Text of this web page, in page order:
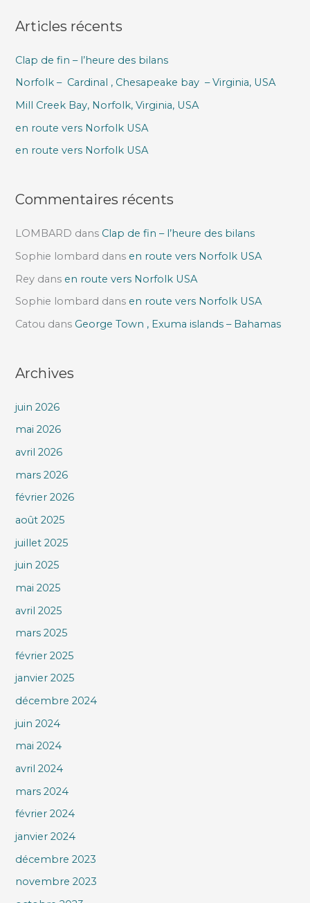
h
r
c
h
e
Articles récents
Clap de fin – l’heure des bilans
Norfolk – Cardinal , Chesapeake bay – Virginia, USA
Mill Creek Bay, Norfolk, Virginia, USA
en route vers Norfolk USA
en route vers Norfolk USA
Commentaires récents
LOMBARD dans Clap de fin – l’heure des bilans
Sophie lombard dans en route vers Norfolk USA
Rey dans en route vers Norfolk USA
Sophie lombard dans en route vers Norfolk USA
Catou dans George Town , Exuma islands – Bahamas
Archives
juin 2026
mai 2026
avril 2026
mars 2026
février 2026
août 2025
juillet 2025
juin 2025
mai 2025
avril 2025
mars 2025
février 2025
janvier 2025
décembre 2024
juin 2024
mai 2024
avril 2024
mars 2024
février 2024
janvier 2024
décembre 2023
novembre 2023